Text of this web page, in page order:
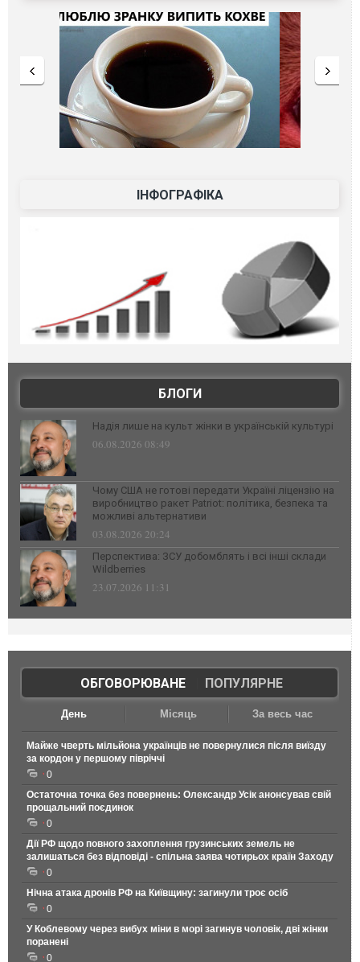
ІНФОГРАФІКА
БЛОГИ
Надія лише на культ жінки в українській культурі
06.08.2026 08:49
Чому США не готові передати Україні ліцензію на
виробництво ракет Patriot: політика, безпека та
можливі альтернативи
03.08.2026 20:24
Перспектива: ЗСУ добомблять і всі інші склади
Wildberries
23.07.2026 11:31
ОБГОВОРЮВАНЕ| ПОПУЛЯРНЕ
День Місяць За весь час
Майже чверть мільйона українців не повернулися після виїзду
за кордон у першому півріччі
0
Остаточна точка без повернень: Олександр Усік анонсував свій
прощальний поєдинок
0
Дії РФ щодо повного захоплення грузинських земель не
залишаться без відповіді - спільна заява чотирьох країн Заходу
0
Нічна атака дронів РФ на Київщину: загинули троє осіб
0
У Коблевому через вибух міни в морі загинув чоловік, дві жінки
поранені
0